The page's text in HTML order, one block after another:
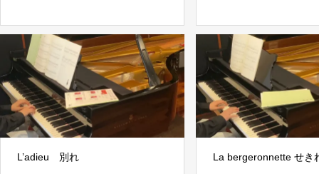
L’adieu 別れ La bergeronnette せき